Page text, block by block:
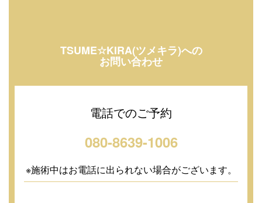
TSUME☆KIRA(ツメキラ)への
お問い合わせ
電話でのご予約
080-8639-1006
※施術中はお電話に出られない場合がございます。